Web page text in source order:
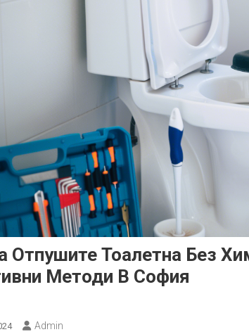
Отпушите Тоалетна Без
Методи В София
Admin